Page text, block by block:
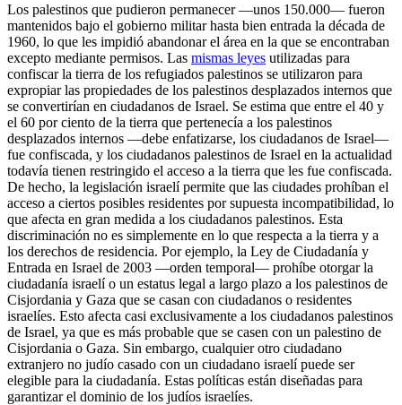
Los palestinos que pudieron permanecer —unos 150.000— fueron
mantenidos bajo el gobierno militar hasta bien entrada la década de
1960, lo que les impidió abandonar el área en la que se encontraban
excepto mediante permisos. Las mismas leyes utilizadas para
confiscar la tierra de los refugiados palestinos se utilizaron para
expropiar las propiedades de los palestinos desplazados internos que
se convertirían en ciudadanos de Israel. Se estima que entre el 40 y
el 60 por ciento de la tierra que pertenecía a los palestinos
desplazados internos —debe enfatizarse, los ciudadanos de Israel—
fue confiscada, y los ciudadanos palestinos de Israel en la actualidad
todavía tienen restringido el acceso a la tierra que les fue confiscada.
De hecho, la legislación israelí permite que las ciudades prohíban el
acceso a ciertos posibles residentes por supuesta incompatibilidad, lo
que afecta en gran medida a los ciudadanos palestinos. Esta
discriminación no es simplemente en lo que respecta a la tierra y a
los derechos de residencia. Por ejemplo, la Ley de Ciudadanía y
Entrada en Israel de 2003 —orden temporal— prohíbe otorgar la
ciudadanía israelí o un estatus legal a largo plazo a los palestinos de
Cisjordania y Gaza que se casan con ciudadanos o residentes
israelíes. Esto afecta casi exclusivamente a los ciudadanos palestinos
de Israel, ya que es más probable que se casen con un palestino de
Cisjordania o Gaza. Sin embargo, cualquier otro ciudadano
extranjero no judío casado con un ciudadano israelí puede ser
elegible para la ciudadanía. Estas políticas están diseñadas para
garantizar el dominio de los judíos israelíes.